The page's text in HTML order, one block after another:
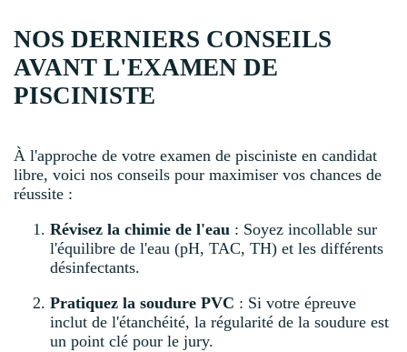
NOS DERNIERS CONSEILS
AVANT L'EXAMEN DE
PISCINISTE
À l'approche de votre examen de pisciniste en candidat
libre, voici nos conseils pour maximiser vos chances de
réussite :
Révisez la chimie de l'eau : Soyez incollable sur
l'équilibre de l'eau (pH, TAC, TH) et les différents
désinfectants.
Pratiquez la soudure PVC : Si votre épreuve
inclut de l'étanchéité, la régularité de la soudure est
un point clé pour le jury.